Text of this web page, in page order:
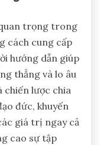
trọng trong
cách cung cấp
hướng dẫn giúp
thẳng và lo âu
chiến lược chia
đức, khuyến
giá trị ngay cả
cao sự tập